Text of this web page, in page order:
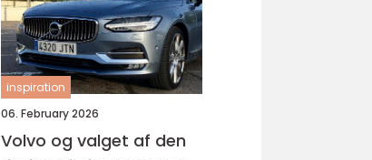
inspiration
06. February 2026
Volvo og valget af den